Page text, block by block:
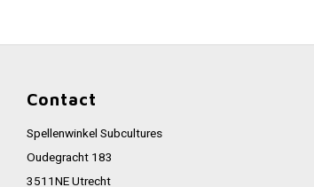
Contact
Spellenwinkel Subcultures
Oudegracht 183
3511NE Utrecht